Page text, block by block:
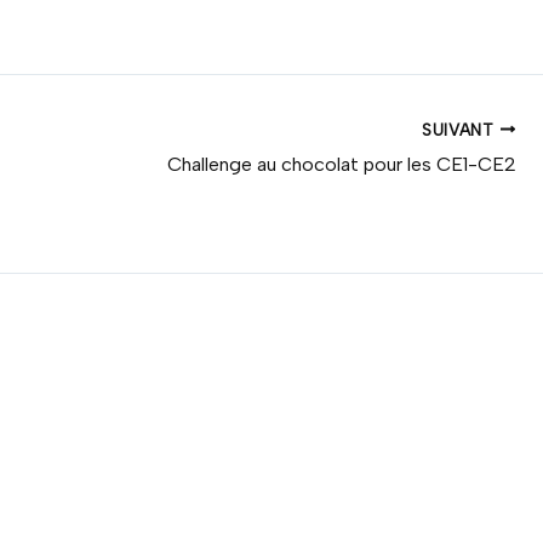
SUIVANT
Challenge au chocolat pour les CE1-CE2